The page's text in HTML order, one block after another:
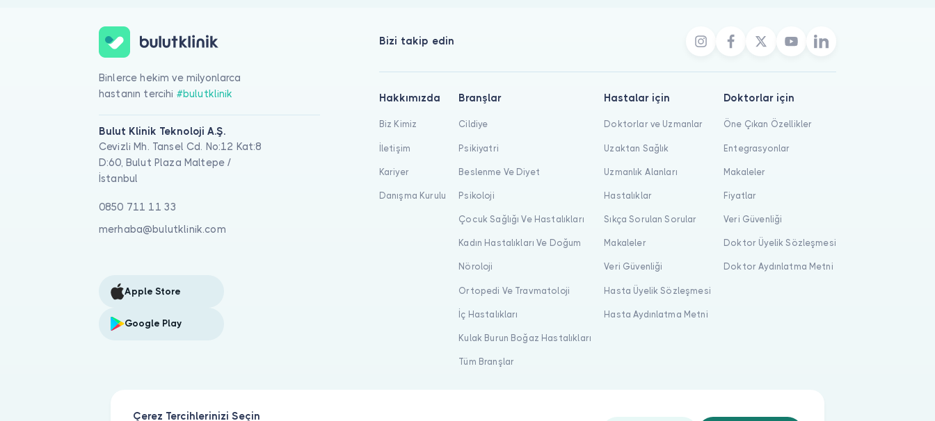
Çerez Tercihlerinizi Seçin
Binlerce hekim ve milyonlarca
hastanın tercihi #bulutklinik
Bulut Klinik Teknoloji A.Ş.
Cevizli Mh. Tansel Cd. No:12 Kat:8
D:60, Bulut Plaza Maltepe /
İstanbul
0850 711 11 33
merhaba@bulutklinik.com
Apple Store
Google Play
Bizi takip edin
Hakkımızda
Biz Kimiz
İletişim
Kariyer
Danışma Kurulu
Branşlar
Cildiye
Psikiyatri
Beslenme Ve Diyet
Psikoloji
Çocuk Sağlığı Ve Hastalıkları
Kadın Hastalıkları Ve Doğum
Nöroloji
Ortopedi Ve Travmatoloji
İç Hastalıkları
Kulak Burun Boğaz Hastalıkları
Tüm Branşlar
Hastalar için
Doktorlar ve Uzmanlar
Uzaktan Sağlık
Uzmanlık Alanları
Hastalıklar
Sıkça Sorulan Sorular
Makaleler
Veri Güvenliği
Hasta Üyelik Sözleşmesi
Hasta Aydınlatma Metni
Doktorlar için
Öne Çıkan Özellikler
Entegrasyonlar
Makaleler
Fiyatlar
Veri Güvenliği
Doktor Üyelik Sözleşmesi
Doktor Aydınlatma Metni